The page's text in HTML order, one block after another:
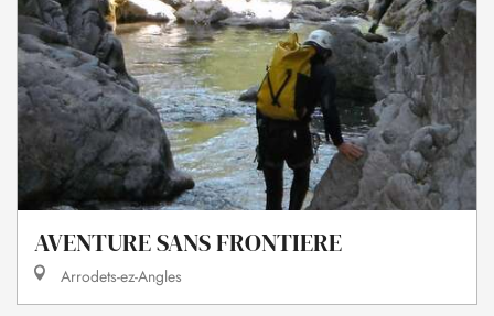
AVENTURE SANS FRONTIERE
Arrodets-ez-Angles